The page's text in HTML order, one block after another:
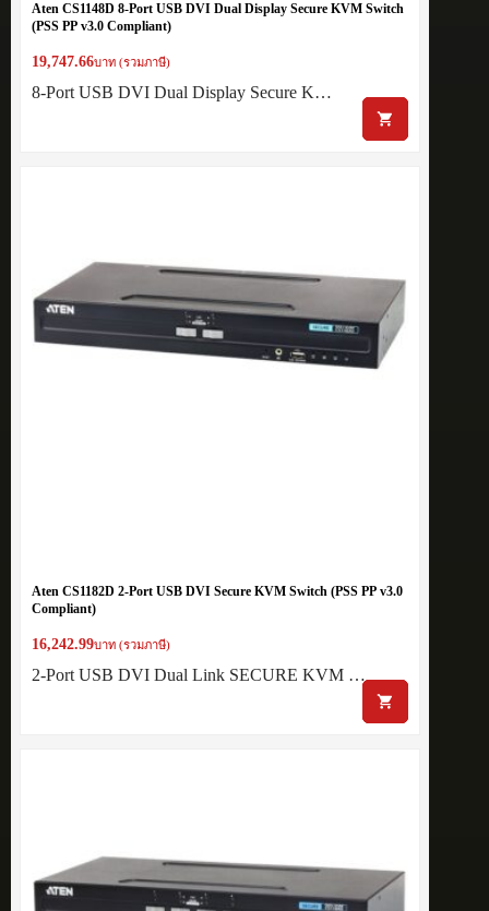
Aten CS1148D 8-Port USB DVI Dual Display Secure KVM Switch
(PSS PP v3.0 Compliant)
19,747.66บาท (รวมภาษี)
8-Port USB DVI Dual Display Secure K…
Aten CS1182D 2-Port USB DVI Secure KVM Switch (PSS PP v3.0
Compliant)
16,242.99บาท (รวมภาษี)
2-Port USB DVI Dual Link SECURE KVM …